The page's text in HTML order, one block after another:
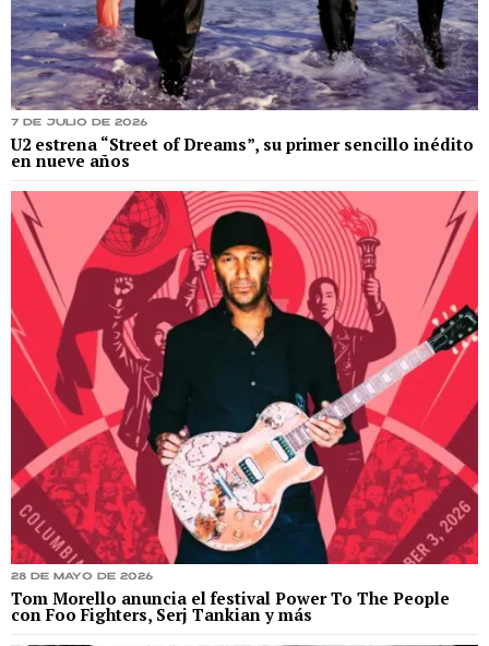
7 de julio de 2026
U2 estrena “Street of Dreams”, su primer sencillo inédito
en nueve años
28 de mayo de 2026
Tom Morello anuncia el festival Power To The People
con Foo Fighters, Serj Tankian y más